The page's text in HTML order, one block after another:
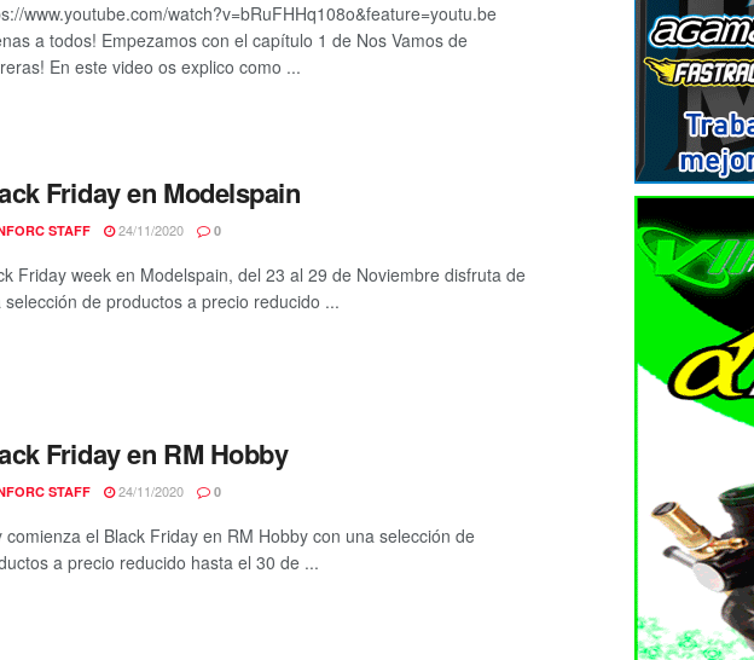
www.youtube.com/watch?v=bRuFHHq108o&feature=youtu.be
a todos! Empezamos con el capítulo 1 de Nos Vamos de
En este video os explico como ...
Friday en Modelspain
STAFF 24/11/2020 0
Friday week en Modelspain, del 23 al 29 de Noviembre disfruta de
selección de productos a precio reducido ...
Friday en RM Hobby
STAFF 24/11/2020 0
comienza el Black Friday en RM Hobby con una selección de
a precio reducido hasta el 30 de ...